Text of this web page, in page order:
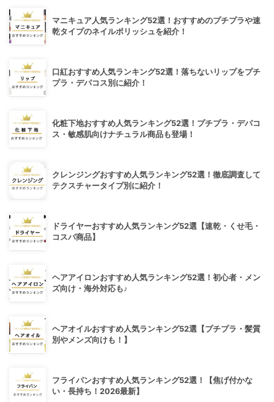
マニキュア人気ランキング52選！おすすめのプチプラや速
乾タイプのネイルポリッシュを紹介！
口紅おすすめ人気ランキング52選！落ちないリップをプチ
プラ・デパコス別に紹介！
化粧下地おすすめ人気ランキング52選！プチプラ・デパコ
ス・敏感肌向けナチュラル商品も登場！
クレンジングおすすめ人気ランキング52選！徹底調査して
テクスチャータイプ別に紹介！
ドライヤーおすすめ人気ランキング52選【速乾・くせ毛・
コスパ商品】
ヘアアイロンおすすめ人気ランキング52選！初心者・メン
ズ向け・海外対応も♪
ヘアオイルおすすめ人気ランキング52選【プチプラ・髪質
別やメンズ向けも！】
フライパンおすすめ人気ランキング52選！【焦げ付かな
い・長持ち！2026最新】